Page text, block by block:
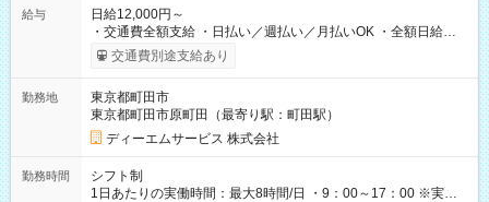
給与
日給12,000円～
・交通費全額支給 ・日払い／週払い／月払いOK ・全額日給保
証あり ・－・－・－・－・－・－・－・－・－・－・ ★☆入社
祝金20万円★☆ ※1勤務毎に2000円ずつ支給！ ※100勤務目で合
－・－・－・－・－・ ≪給与例≫ 月22日働いた場合 月給：26
万4，000円 ＝12，000円×22日 ※別途交通費 ----- ■法定研修：
20時間×1，226円／合計24，520円支給 『お弁当』支給もあり♪
【試用期間】試用期間なし
交通費別途支給あり
勤務地
東京都町田市
東京都町田市原町田（最寄り駅：町田駅）
ディーエムサービス 株式会社
勤務時間
シフト制
1日あたりの実働時間：最大8時間/日 ・9：00～17：00 ※実働8